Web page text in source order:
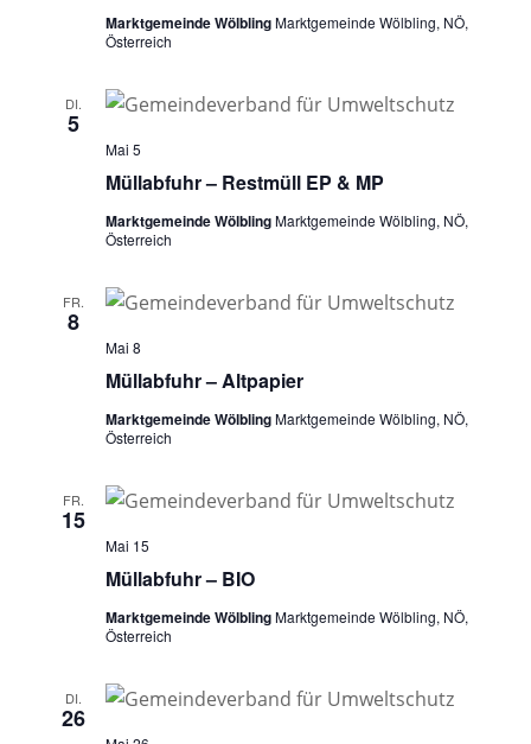
Marktgemeinde WölblingMarktgemeinde Wölbling, NÖ,
Österreich
DI.
5
Müllabfuhr – Restmüll EP & MP
Mai 5
Marktgemeinde WölblingMarktgemeinde Wölbling, NÖ,
Österreich
FR.
8
Müllabfuhr – Altpapier
Mai 8
Marktgemeinde WölblingMarktgemeinde Wölbling, NÖ,
Österreich
FR.
15
Müllabfuhr – BIO
Mai 15
Marktgemeinde WölblingMarktgemeinde Wölbling, NÖ,
Österreich
DI.
26